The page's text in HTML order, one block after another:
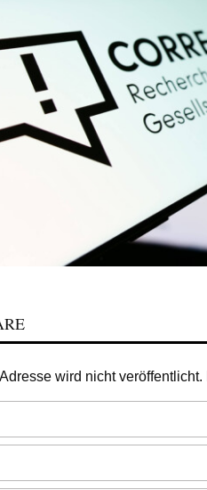
wird nicht veröffentlicht.